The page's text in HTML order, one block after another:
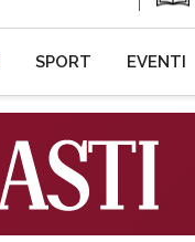
SPORT EVENTI